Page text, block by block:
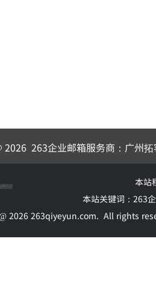
2026 263企业邮箱服务商：广州
本站
本站关键词： 263
2026 263qiyeyun.com. All rights